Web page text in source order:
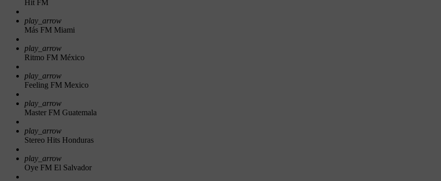
Hit FM
play_arrow
Más FM Miami
play_arrow
Ritmo FM México
play_arrow
Feeling FM Mexico
play_arrow
Master FM Guatemala
play_arrow
Stereo Hits Honduras
play_arrow
Oye FM El Salvador